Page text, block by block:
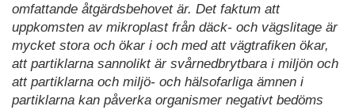
omfattande åtgärdsbehovet är. Det faktum att
uppkomsten av mikroplast från däck- och vägslitage är
mycket stora och ökar i och med att vägtrafiken ökar,
att partiklarna sannolikt är svårnedbrytbara i miljön och
att partiklarna och miljö- och hälsofarliga ämnen i
partiklarna kan påverka organismer negativt bedöms